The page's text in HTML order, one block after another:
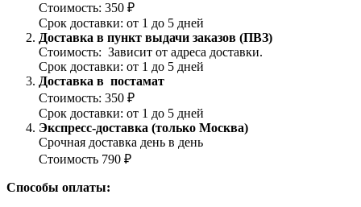
Стоимость: 350 ₽
Срок доставки: от 1 до 5 дней
Доставка в пункт выдачи заказов (ПВЗ)
Стоимость: Зависит от адреса доставки.
Срок доставки: от 1 до 5 дней
Доставка в постамат
Стоимость: 350 ₽
Срок доставки: от 1 до 5 дней
Экспресс-доставка (только Москва)
Срочная доставка день в день
Стоимость 790 ₽
Способы оплаты: